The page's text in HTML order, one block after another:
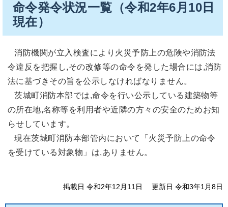
命令発令状況一覧（令和2年6月10日
現在）
消防機関が立入検査により火災予防上の危険や消防法
令違反を把握し,その改修等の命令を発した場合には,消防
法に基づきその旨を公示しなければなりません。
茨城町消防本部では,命令を行い公示している建築物等
の所在地,名称等を利用者や近隣の方々の安全のためお知
らせしています。
現在茨城町消防本部管内において「火災予防上の命令
を受けている対象物」は,ありません。
掲載日 令和2年12月11日 更新日 令和3年1月8日